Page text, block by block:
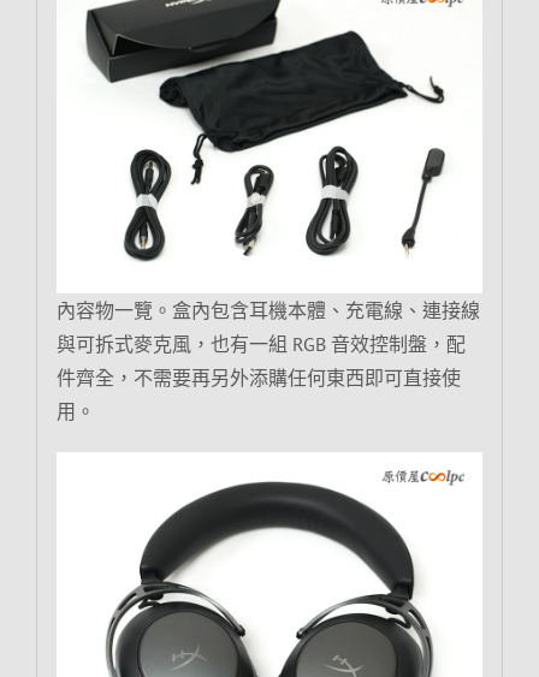
內容物一覽。盒內包含耳機本體、充電線、連接線
與可拆式麥克風，也有一組 RGB 音效控制盤，配
件齊全，不需要再另外添購任何東西即可直接使
用。